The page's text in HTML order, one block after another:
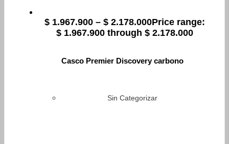
$ 1.967.900 – $ 2.178.000Price range:
$ 1.967.900 through $ 2.178.000
Casco Premier Discovery carbono
Sin Categorizar